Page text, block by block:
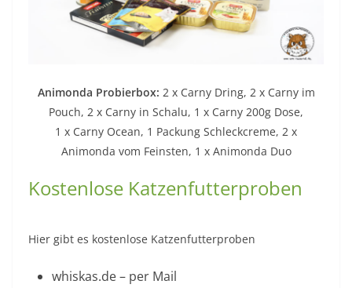
Animonda Probierbox: 2 x Carny Dring, 2 x Carny im
Pouch, 2 x Carny in Schalu, 1 x Carny 200g Dose,
1 x Carny Ocean, 1 Packung Schleckcreme, 2 x
Animonda vom Feinsten, 1 x Animonda Duo
Kostenlose Katzenfutterproben
Hier gibt es kostenlose Katzenfutterproben
whiskas.de – per Mail